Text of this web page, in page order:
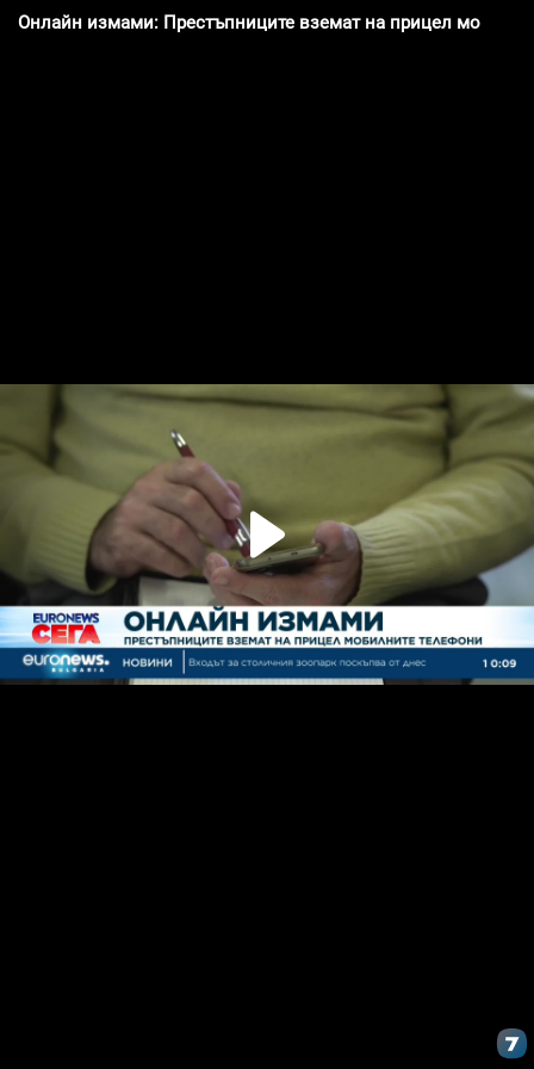
Онлайн измами: Престъпниците вземат на прицел